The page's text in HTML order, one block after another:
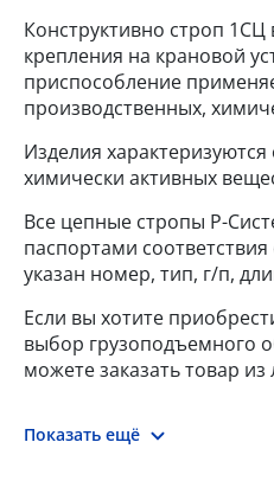
Конструктивно строп 1СЦ
крепления на крановой
приспособление
производственных,
Изделия
химически активных
Все цепные стропы Р-
паспортами
указан номер, тип, г/п,
Если вы хотите
выбор грузоподъемного
можете заказать товар
Показать ещё